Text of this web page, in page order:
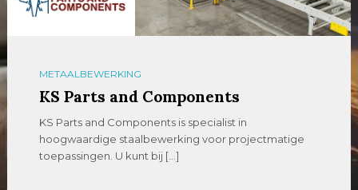
METAALBEWERKING
KS Parts and Components
KS Parts and Components is specialist in
hoogwaardige staalbewerking voor projectmatige
toepassingen. U kunt bij […]